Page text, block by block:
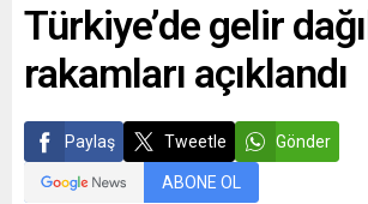
Türkiye’de gelir
rakamları açıklandı
Paylaş Tweetle Gönder
ABONE OL